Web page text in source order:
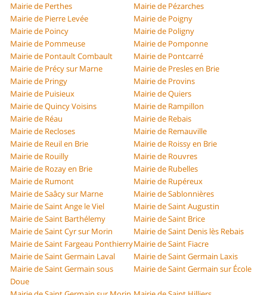
Mairie de Perthes
Mairie de Pézarches
Mairie de Pierre Levée
Mairie de Poigny
Mairie de Poincy
Mairie de Poligny
Mairie de Pommeuse
Mairie de Pomponne
Mairie de Pontault Combault
Mairie de Pontcarré
Mairie de Précy sur Marne
Mairie de Presles en Brie
Mairie de Pringy
Mairie de Provins
Mairie de Puisieux
Mairie de Quiers
Mairie de Quincy Voisins
Mairie de Rampillon
Mairie de Réau
Mairie de Rebais
Mairie de Recloses
Mairie de Remauville
Mairie de Reuil en Brie
Mairie de Roissy en Brie
Mairie de Rouilly
Mairie de Rouvres
Mairie de Rozay en Brie
Mairie de Rubelles
Mairie de Rumont
Mairie de Rupéreux
Mairie de Saâcy sur Marne
Mairie de Sablonnières
Mairie de Saint Ange le Viel
Mairie de Saint Augustin
Mairie de Saint Barthélemy
Mairie de Saint Brice
Mairie de Saint Cyr sur Morin
Mairie de Saint Denis lès Rebais
Mairie de Saint Fargeau PonthierryMairie de Saint Fiacre
Mairie de Saint Germain Laval
Mairie de Saint Germain Laxis
Mairie de Saint Germain sous
Doue
Mairie de Saint Germain sur École